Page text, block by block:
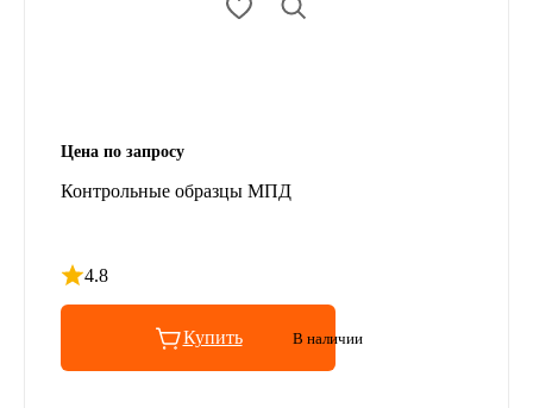
Цена по запросу
Контрольные образцы МПД
4.8
Рейтинг 4.8 из 5
Купить В наличии